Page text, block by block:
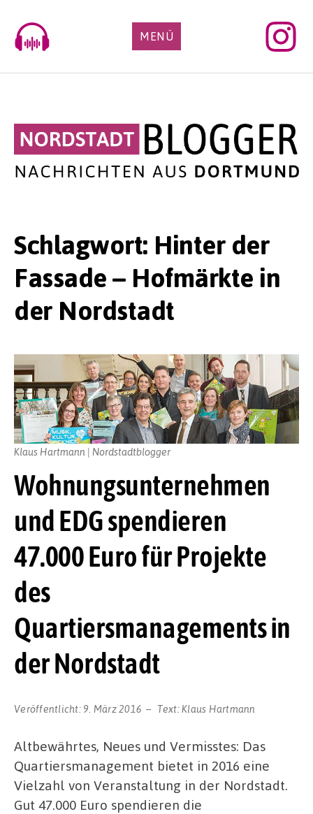
content
MENÜ
Schlagwort: Hinter der
Fassade – Hofmärkte in
der Nordstadt
Wohnungsunternehmen
und EDG spendieren
47.000 Euro für Projekte
des
Quartiersmanagements in
der Nordstadt
Veröffentlicht: 9. März 2016 Text:Klaus Hartmann
Klaus Hartmann | Nordstadtblogger
Altbewährtes, Neues und Vermisstes: Das
Quartiersmanagement bietet in 2016 eine
Vielzahl von Veranstaltung in der Nordstadt.
Gut 47.000 Euro spendieren die